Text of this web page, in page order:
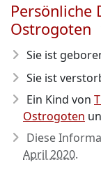
Persönliche
Ostrogoten
Sie ist
Sie ist
Ein Kind von
Ostrogoten
Diese
April 2020.